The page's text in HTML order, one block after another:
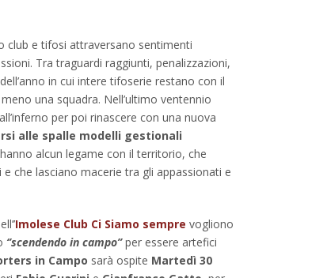
club e tifosi attraversano sentimenti
Tra traguardi raggiunti, penalizzazioni,
in cui intere tifoserie restano con il
una squadra. Nell’ultimo ventennio
per poi rinascere con una nuova
alle spalle modelli gestionali
alcun legame con il territorio, che
che lasciano macerie tra gli appassionati e
Imolese Club Ci Siamo sempre vogliono
‘’scendendo in campo’’per essere artefici
in Campo sarà ospite Martedì 30